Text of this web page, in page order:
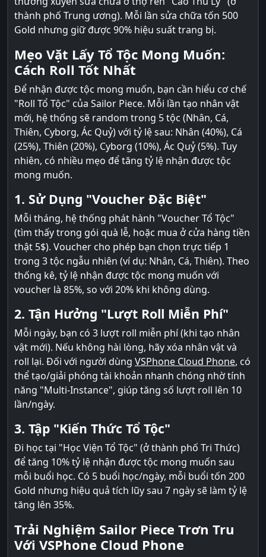
thành phố Trung ương). Mỗi lần sửa chữa tốn 500
Gold nhưng giữ được 90% hiệu suất trang bị.
Mẹo Vặt Lấy Tổ Tộc Mong Muốn:
Cách Roll Tốt Nhất
Để nhận được tộc mong muốn, bạn cần hiểu cơ chế
"Roll Tổ Tộc" của Sailor Piece. Mỗi lần tạo nhân vật
mới, hệ thống sẽ random trong 5 tộc (Nhân, Cá,
Thiên, Cyborg, Ác Quỷ) với tỷ lệ sau: Nhân (40%), Cá
(25%), Thiên (20%), Cyborg (10%), Ác Quỷ (5%). Tuy
nhiên, có nhiều mẹo để tăng tỷ lệ nhận được tộc
mong muốn.
1. Sử Dụng "Voucher Đặc Biệt"
Mỗi tháng, hệ thống phát hành "Voucher Tổ Tộc"
(tìm thấy trong gói quà lễ, hoặc mua ở cửa hàng tiền
thật 5$). Voucher cho phép bạn chọn trực tiếp 1
trong 3 tộc ngẫu nhiên (ví dụ: Nhân, Cá, Thiên). Theo
thống kê, tỷ lệ nhận được tộc mong muốn với
voucher là 85%, so với 20% khi không dùng.
2. Tận Hưởng "Lượt Roll Miễn Phí"
Mỗi ngày, bạn có 3 lượt roll miễn phí (khi tạo nhân
vật mới). Nếu không hài lòng, hãy xóa nhân vật và
roll lại. Đối với người dùng VSPhone Cloud Phone, có
thể tạo/giải phóng tài khoản nhanh chóng nhờ tính
năng "Multi-Instance", giúp tăng số lượt roll lên 10
lần/ngày.
3. Tập "Kiến Thức Tổ Tộc"
Đi học tại "Học Viện Tổ Tộc" (ở thành phố Tri Thức)
để tăng 10% tỷ lệ nhận được tộc mong muốn sau
mỗi buổi học. Có 5 buổi học/ngày, mỗi buổi tốn 200
Gold nhưng hiệu quả tích lũy sau 7 ngày sẽ làm tỷ lệ
tăng lên 35%.
Trải Nghiệm Sailor Piece Trơn Tru
Với VSPhone Cloud Phone